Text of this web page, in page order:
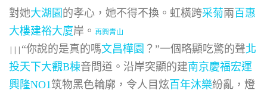
對她大湖園 的孝心，她不得不換。虹橫跨采菊兩 百惠
大樓建裕大廈岸。 再興青山
||| “你說的是真的嗎文昌樺園 ？”一個略顯吃驚的聲北
投天下大觀B棟音問道。沿岸突顯的建南京慶福宏運
興隆NO1筑物黑色輪廓，令人目炫 百年沐樂紛亂，燈